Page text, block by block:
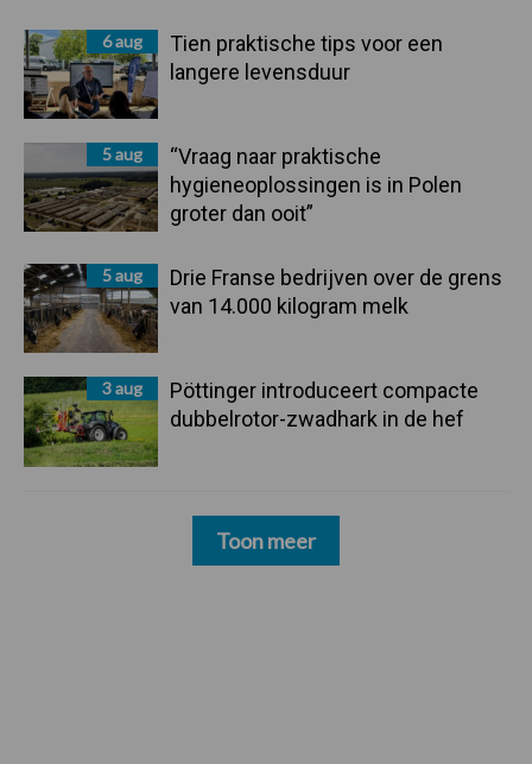
6 aug
Tien praktische tips voor een
langere levensduur
5 aug
“Vraag naar praktische
hygieneoplossingen is in Polen
groter dan ooit”
5 aug
Drie Franse bedrijven over de grens
van 14.000 kilogram melk
3 aug
Pöttinger introduceert compacte
dubbelrotor-zwadhark in de hef
Toon meer